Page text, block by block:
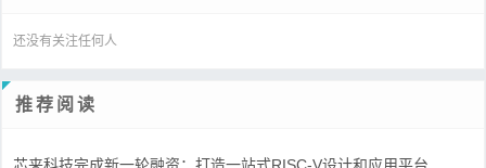
还没有关注任何人
推荐阅读
芯来科技完成新一轮融资：打造一站式RISC-V设计和应用平台